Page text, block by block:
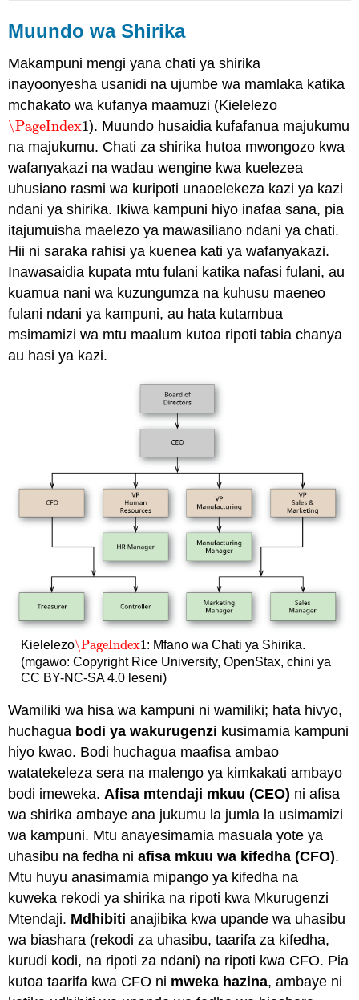
Muundo wa Shirika
Makampuni mengi yana chati ya shirika
inayoonyesha usanidi na ujumbe wa mamlaka katika
mchakato wa kufanya maamuzi (Kielelezo
\PageIndex1
\PageIndex1). Muundo husaidia kufafanua majukumu
na majukumu. Chati za shirika hutoa mwongozo kwa
wafanyakazi na wadau wengine kwa kuelezea
uhusiano rasmi wa kuripoti unaoelekeza kazi ya kazi
ndani ya shirika. Ikiwa kampuni hiyo inafaa sana, pia
itajumuisha maelezo ya mawasiliano ndani ya chati.
Hii ni saraka rahisi ya kuenea kati ya wafanyakazi.
Inawasaidia kupata mtu fulani katika nafasi fulani, au
kuamua nani wa kuzungumza na kuhusu maeneo
fulani ndani ya kampuni, au hata kutambua
msimamizi wa mtu maalum kutoa ripoti tabia chanya
au hasi ya kazi.
Kielelezo\PageIndex1
\PageIndex1: Mfano wa Chati ya Shirika.
(mgawo: Copyright Rice University, OpenStax, chini ya
CC BY-NC-SA 4.0 leseni)
Wamiliki wa hisa wa kampuni ni wamiliki; hata hivyo,
huchagua bodi ya wakurugenzi kusimamia kampuni
hiyo kwao. Bodi huchagua maafisa ambao
watatekeleza sera na malengo ya kimkakati ambayo
bodi imeweka.Afisa mtendaji mkuu (CEO) ni afisa
wa shirika ambaye ana jukumu la jumla la usimamizi
wa kampuni. Mtu anayesimamia masuala yote ya
uhasibu na fedha niafisa mkuu wa kifedha (CFO).
Mtu huyu anasimamia mipango ya kifedha na
kuweka rekodi ya shirika na ripoti kwa Mkurugenzi
Mtendaji. Mdhibiti anajibika kwa upande wa uhasibu
wa biashara (rekodi za uhasibu, taarifa za kifedha,
kurudi kodi, na ripoti za ndani) na ripoti kwa CFO. Pia
kutoa taarifa kwa CFO ni mweka hazina, ambaye ni